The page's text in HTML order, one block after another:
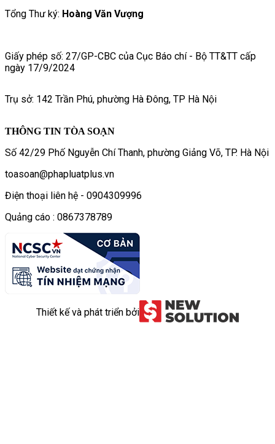
Tổng Thư ký: Hoàng Văn Vượng
Giấy phép số: 27/GP-CBC của Cục Báo chí - Bộ TT&TT cấp
ngày 17/9/2024
Trụ sở: 142 Trần Phú, phường Hà Đông, TP Hà Nội
THÔNG TIN TÒA SOẠN
Số 42/29 Phố Nguyễn Chí Thanh, phường Giảng Võ, TP. Hà Nội
toasoan@phapluatplus.vn
Điện thoại liên hệ - 0904309996
Quảng cáo : 0867378789
Thiết kế và phát triển bởi